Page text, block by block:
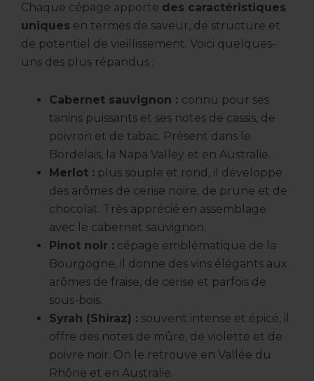
Chaque cépage apporte des caractéristiques
uniques en termes de saveur, de structure et
de potentiel de vieillissement. Voici quelques-
uns des plus répandus :
Cabernet sauvignon : connu pour ses
tanins puissants et ses notes de cassis, de
poivron et de tabac. Présent dans le
Bordelais, la Napa Valley et en Australie.
Merlot : plus souple et rond, il développe
des arômes de cerise noire, de prune et de
chocolat. Très apprécié en assemblage
avec le cabernet sauvignon.
Pinot noir : cépage emblématique de la
Bourgogne, il donne des vins élégants aux
arômes de fraise, de cerise et parfois de
sous-bois.
Syrah (Shiraz) : souvent intense et épicé, il
offre des notes de mûre, de violette et de
poivre noir. On le retrouve en Vallée du
Rhône et en Australie.